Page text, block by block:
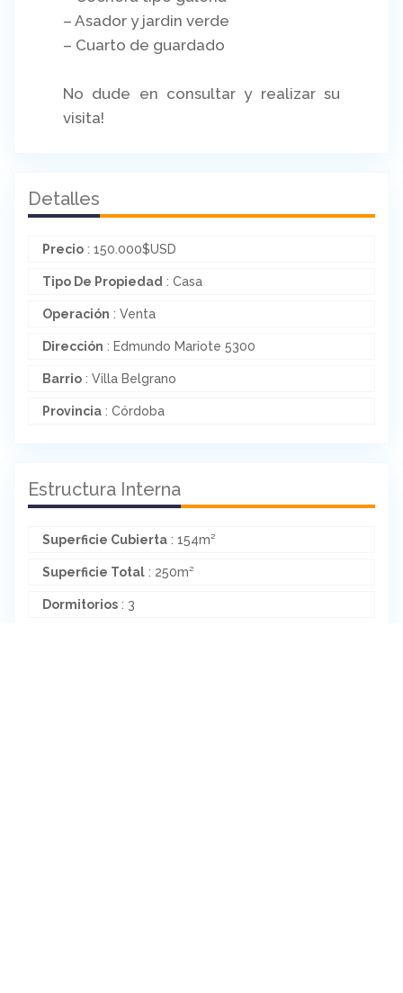
– Asador y jardin verde
– Cuarto de guardado
No dude en consultar y realizar su
visita!
Detalles
Precio : 150.000$USD
Tipo De Propiedad : Casa
Operación : Venta
Dirección : Edmundo Mariote 5300
Barrio : Villa Belgrano
Provincia : Córdoba
Estructura Interna
Superficie Cubierta : 154m²
Superficie Total : 250m²
Dormitorios : 3